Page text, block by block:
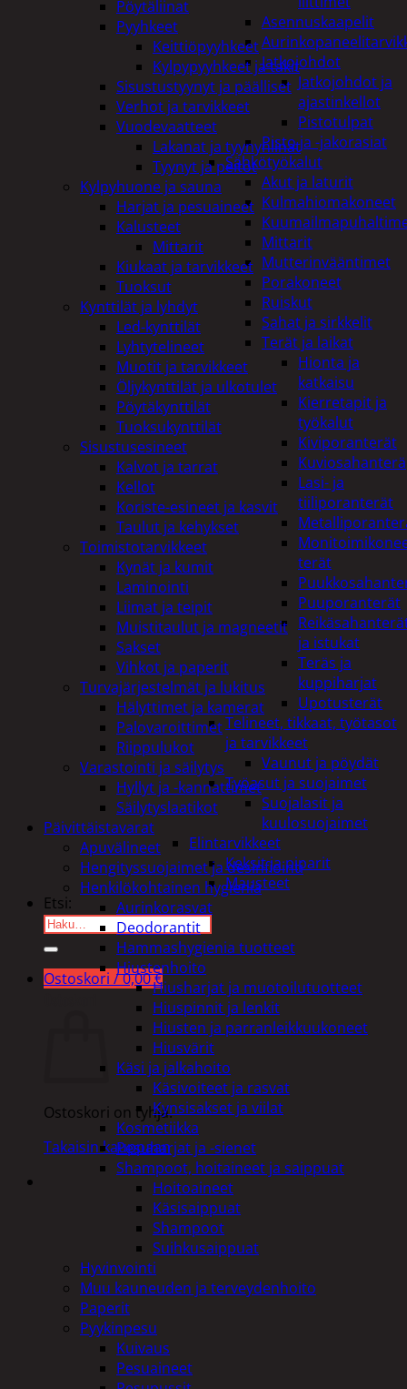
Asennuskaapelit
Jatkojohdot
Jatkojohdot ja
ajastinkellot
Pistotulpat
Pisto ja -jakorasiat
Sähkötyökalut
Akut ja laturit
Kulmahiomakoneet
Mittarit
Mutterinvääntimet
Porakoneet
Ruiskut
Sahat ja sirkkelit
Terät ja laikat
Hionta ja
katkaisu
Kierretapit ja
työkalut
Kiviporanterät
Kuviosahanterä
Lasi- ja
tiiliporanterät
terät
Puuporanterät
ja istukat
Teräs ja
kuppiharjat
Upotusterät
Telineet, tikkaat, työtasot
ja tarvikkeet
Vaunut ja pöydät
Työasut ja suojaimet
Suojalasit ja
kuulosuojaimet
Elintarvikkeet
Keksit ja piparit
Mausteet
Etsi:
Ostoskori /0,00€
Ostoskori on tyhjä.
Takaisin kauppaan
Pöytäliinat
Pyyhkeet
Keittiöpyyhkeet
Kylpypyyhkeet ja takit
Sisustustyynyt ja päälliset
Verhot ja tarvikkeet
Vuodevaatteet
Lakanat ja tyynynlinat
Tyynyt ja peitot
Kylpyhuone ja sauna
Harjat ja pesuaineet
Kalusteet
Mittarit
Kiukaat ja tarvikkeet
Tuoksut
Kynttilät ja lyhdyt
Led-kynttilät
Lyhtytelineet
Muotit ja tarvikkeet
Öljykynttilät ja ulkotulet
Pöytäkynttilät
Tuoksukynttilät
Sisustusesineet
Kalvot ja tarrat
Kellot
Koriste-esineet ja kasvit
Taulut ja kehykset
Toimistotarvikkeet
Kynät ja kumit
Laminointi
Liimat ja teipit
Muistitaulut ja magneetit
Sakset
Vihkot ja paperit
Turvajärjestelmät ja lukitus
Hälyttimet ja kamerat
Palovaroittimet
Riippulukot
Varastointi ja säilytys
Hyllyt ja -kannattimet
Säilytyslaatikot
Päivittäistavarat
Apuvälineet
Hengityssuojaimet ja desinfiointi
Henkilökohtainen hygienia
Aurinkorasvat
Deodorantit
Hammashygienia tuotteet
Hiustenhoito
Hiusharjat ja muotoilutuotteet
Hiuspinnit ja lenkit
Hiusten ja parranleikkuukoneet
Hiusvärit
Käsi ja jalkahoito
Käsivoiteet ja rasvat
Kynsisakset ja viilat
Kosmetiikka
Pesuharjat ja -sienet
Shampoot, hoitaineet ja saippuat
Hoitoaineet
Käsisaippuat
Shampoot
Suihkusaippuat
Hyvinvointi
Muu kauneuden ja terveydenhoito
Paperit
Pyykinpesu
Kuivaus
Pesuaineet